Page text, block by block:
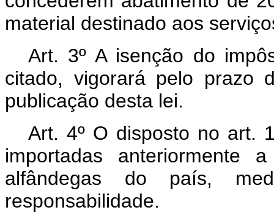
material destinado aos
Art. 3º A isenção do
citado, vigorará pelo prazo
publicação desta lei.
Art. 4º O disposto no art.
importadas anteriormente
alfândegas do país,
responsabilidade.